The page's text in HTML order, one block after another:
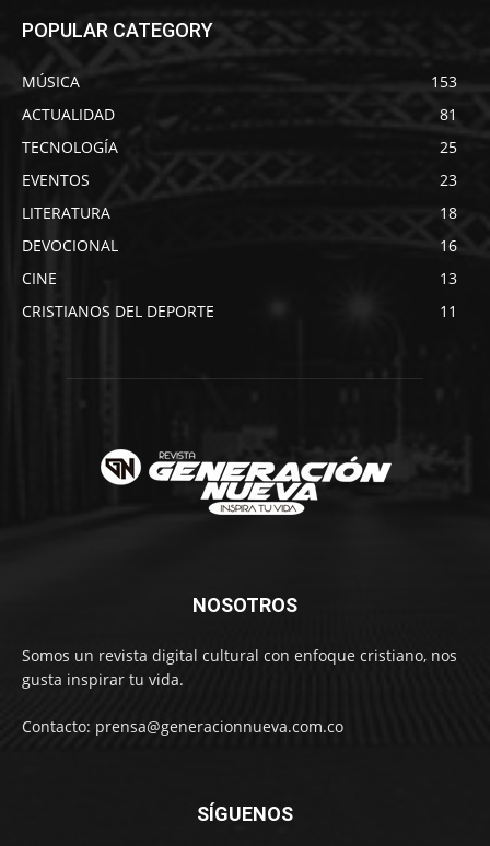
POPULAR CATEGORY
MÚSICA
153
ACTUALIDAD
81
TECNOLOGÍA
25
EVENTOS
23
LITERATURA
18
DEVOCIONAL
16
CINE
13
CRISTIANOS DEL DEPORTE
11
NOSOTROS
Somos un revista digital cultural con enfoque cristiano, nos
gusta inspirar tu vida.
Contacto: prensa@generacionnueva.com.co
SÍGUENOS